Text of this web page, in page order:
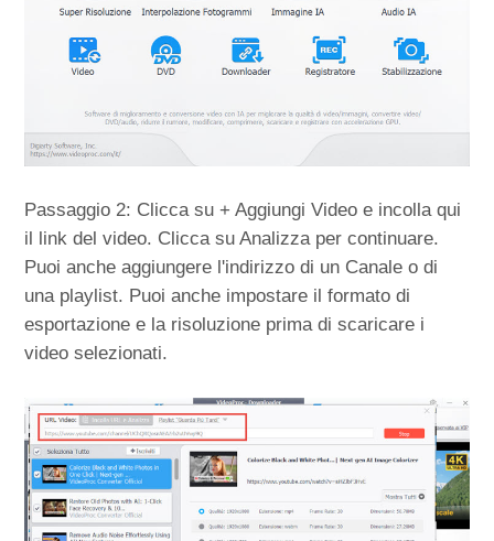
Passaggio 2: Clicca su + Aggiungi Video e incolla qui
il link del video. Clicca su Analizza per continuare.
Puoi anche aggiungere l'indirizzo di un Canale o di
una playlist. Puoi anche impostare il formato di
esportazione e la risoluzione prima di scaricare i
video selezionati.